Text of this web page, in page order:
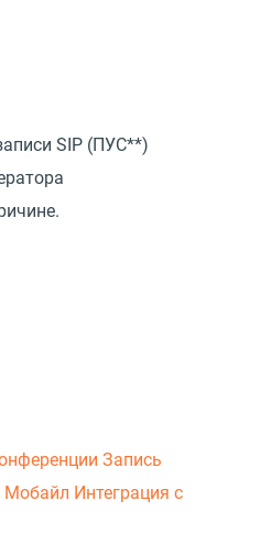
SIP (ПУС**)
Запись
Мобайл Интеграция с